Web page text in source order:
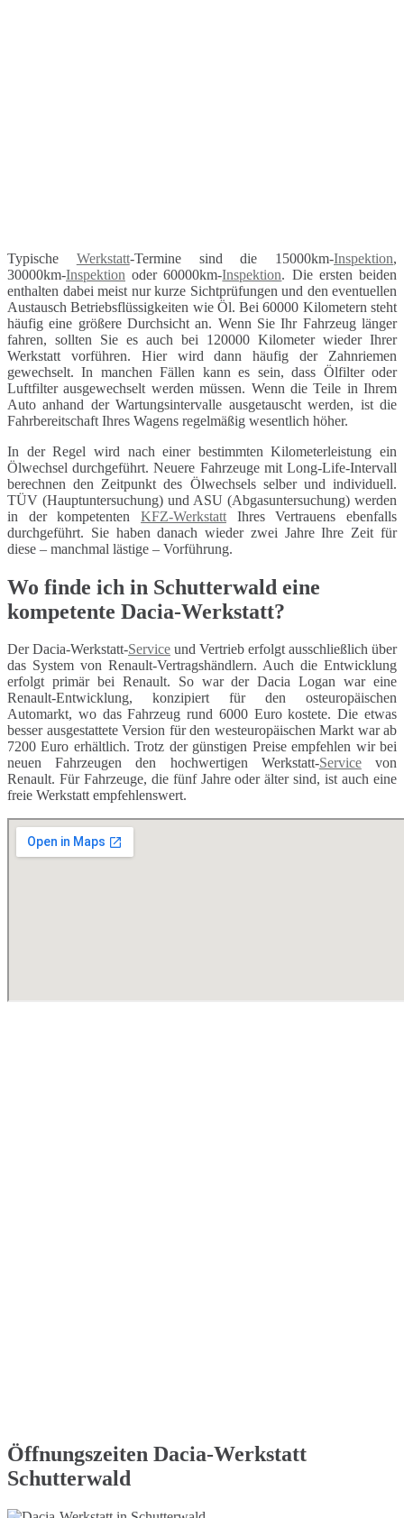
Typische Werkstatt-Termine sind die 15000km-Inspektion,
30000km-Inspektion oder 60000km-Inspektion. Die ersten beiden
enthalten dabei meist nur kurze Sichtprüfungen und den eventuellen
Austausch Betriebsflüssigkeiten wie Öl. Bei 60000 Kilometern steht
häufig eine größere Durchsicht an. Wenn Sie Ihr Fahrzeug länger
fahren, sollten Sie es auch bei 120000 Kilometer wieder Ihrer
Werkstatt vorführen. Hier wird dann häufig der Zahnriemen
gewechselt. In manchen Fällen kann es sein, dass Ölfilter oder
Luftfilter ausgewechselt werden müssen. Wenn die Teile in Ihrem
Auto anhand der Wartungsintervalle ausgetauscht werden, ist die
Fahrbereitschaft Ihres Wagens regelmäßig wesentlich höher.
In der Regel wird nach einer bestimmten Kilometerleistung ein
Ölwechsel durchgeführt. Neuere Fahrzeuge mit Long-Life-Intervall
berechnen den Zeitpunkt des Ölwechsels selber und individuell.
TÜV (Hauptuntersuchung) und ASU (Abgasuntersuchung) werden
in der kompetenten KFZ-Werkstatt Ihres Vertrauens ebenfalls
durchgeführt. Sie haben danach wieder zwei Jahre Ihre Zeit für
diese – manchmal lästige – Vorführung.
Wo finde ich in Schutterwald eine
kompetente Dacia-Werkstatt?
Der Dacia-Werkstatt-Service und Vertrieb erfolgt ausschließlich über
das System von Renault-Vertragshändlern. Auch die Entwicklung
erfolgt primär bei Renault. So war der Dacia Logan war eine
Renault-Entwicklung, konzipiert für den osteuropäischen
Automarkt, wo das Fahrzeug rund 6000 Euro kostete. Die etwas
besser ausgestattete Version für den westeuropäischen Markt war ab
7200 Euro erhältlich. Trotz der günstigen Preise empfehlen wir bei
neuen Fahrzeugen den hochwertigen Werkstatt-Servicevon
Renault. Für Fahrzeuge, die fünf Jahre oder älter sind, ist auch eine
freie Werkstatt empfehlenswert.
Öffnungszeiten Dacia-Werkstatt
Schutterwald